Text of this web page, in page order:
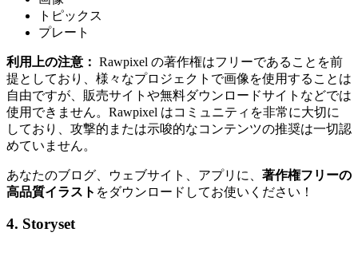
トピックス
プレート
利用上の注意： Rawpixel の著作権はフリーであることを前
提としており、様々なプロジェクトで画像を使用することは
自由ですが、販売サイトや無料ダウンロードサイトなどでは
使用できません。Rawpixel はコミュニティを非常に大切に
しており、攻撃的または示唆的なコンテンツの推奨は一切認
めていません。
あなたのブログ、ウェブサイト、アプリに、 著作権フリーの
高品質イラスト をダウンロードしてお使いください！
4. Storyset